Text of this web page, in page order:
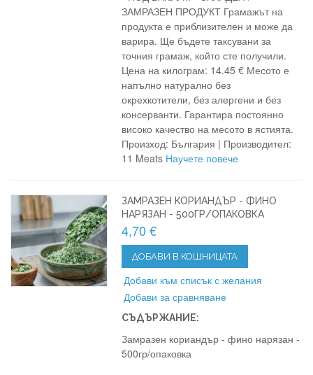
ЗАМРАЗЕН ПРОДУКТ Грамажът на
продукта е приблизителен и може да
варира. Ще бъдете таксувани за
точния грамаж, който сте получили.
Цена на килограм: 14.45 € Месото е
напълно натурално без
окрехкотители, без алергени и без
консерванти. Гарантира постоянно
високо качество на месото в ястията.
Произход: България | Производител:
11 Meats Научете повече
ЗАМРАЗЕН КОРИАНДЪР - ФИНО
НАРЯЗАН - 500ГР/ОПАКОВКА
4,70 €
ДОБАВИ В КОШНИЦАТА
Добави към списък с желания
Добави за сравняване
СЪДЪРЖАНИЕ:
Замразен кориандър - фино нарязан -
500гр/опаковка